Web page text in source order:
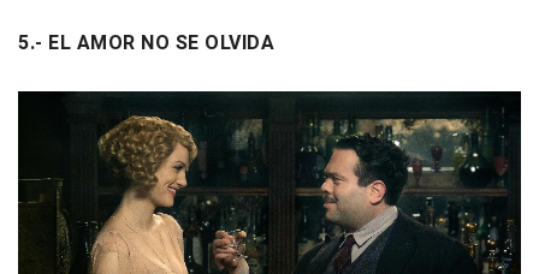
5.- EL AMOR NO SE OLVIDA